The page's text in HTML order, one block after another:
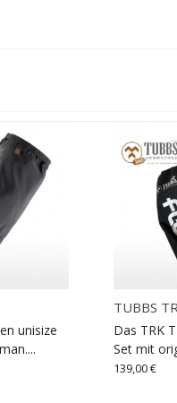
unisize
TUBBS
Das TRK
Set mit
139,00 €